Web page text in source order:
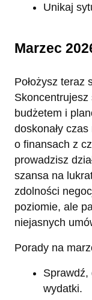
Unikaj
Marzec
Położysz teraz
budżetem i
doskonały
o finansach z
prowadzisz
szansa na
zdolności
poziomie, ale
niejasnych
Porady na
Sprawdź,
wydatki.